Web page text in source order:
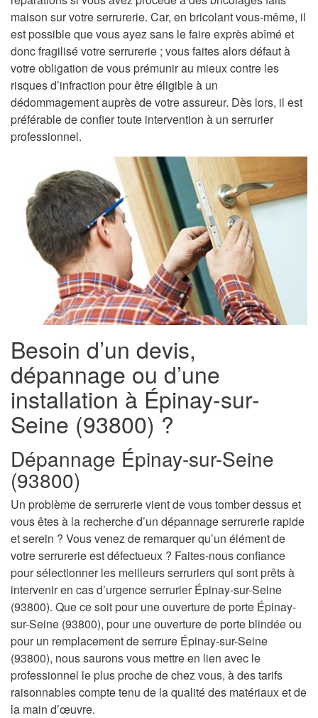
maison sur votre serrurerie. Car, en bricolant vous-même, il
est possible que vous ayez sans le faire exprès abîmé et
donc fragilisé votre serrurerie ; vous faites alors défaut à
votre obligation de vous prémunir au mieux contre les
risques d’infraction pour être éligible à un
dédommagement auprès de votre assureur. Dès lors, il est
préférable de confier toute intervention à un serrurier
professionnel.
Besoin d’un devis,
dépannage ou d’une
installation à Épinay-sur-
Seine (93800) ?
Dépannage Épinay-sur-Seine
(93800)
Un problème de serrurerie vient de vous tomber dessus et
vous êtes à la recherche d’un dépannage serrurerie rapide
et serein ? Vous venez de remarquer qu’un élément de
votre serrurerie est défectueux ? Faites-nous confiance
pour sélectionner les meilleurs serruriers qui sont prêts à
intervenir en cas d’urgence serrurier Épinay-sur-Seine
(93800). Que ce soit pour une ouverture de porte Épinay-
sur-Seine (93800), pour une ouverture de porte blindée ou
pour un remplacement de serrure Épinay-sur-Seine
(93800), nous saurons vous mettre en lien avec le
professionnel le plus proche de chez vous, à des tarifs
raisonnables compte tenu de la qualité des matériaux et de
la main d’œuvre.